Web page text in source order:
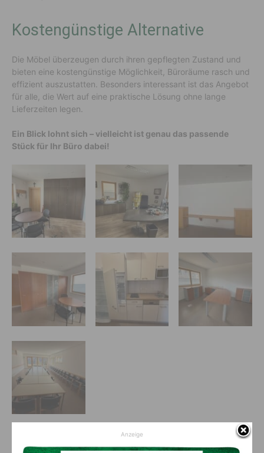
Kostengünstige Alternative
Die Möbel überzeugen durch ihren gepflegten Zustand und
bieten eine kostengünstige Möglichkeit, Büroräume rasch und
effizient auszustatten. Besonders interessant ist das Angebot
für alle, die Wert auf eine praktische Lösung ohne lange
Lieferzeiten legen.
Ein Blick lohnt sich – vielleicht ist genau das passende
Stück für Ihr Büro dabei!
Anzeige